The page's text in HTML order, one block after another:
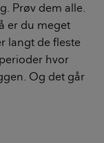
Prøv dem alle.
er du meget
langt de fleste
hvor
Og det går